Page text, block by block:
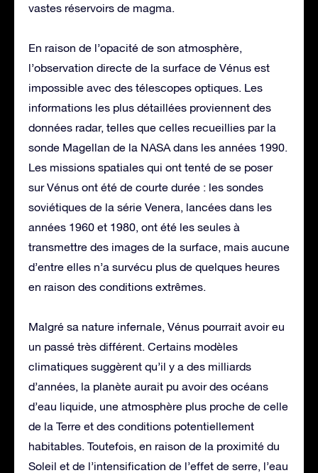
vastes réservoirs de magma.
En raison de l’opacité de son atmosphère,
l’observation directe de la surface de Vénus est
impossible avec des télescopes optiques. Les
informations les plus détaillées proviennent des
données radar, telles que celles recueillies par la
sonde Magellan de la NASA dans les années 1990.
Les missions spatiales qui ont tenté de se poser
sur Vénus ont été de courte durée : les sondes
soviétiques de la série Venera, lancées dans les
années 1960 et 1980, ont été les seules à
transmettre des images de la surface, mais aucune
d’entre elles n’a survécu plus de quelques heures
en raison des conditions extrêmes.
Malgré sa nature infernale, Vénus pourrait avoir eu
un passé très différent. Certains modèles
climatiques suggèrent qu’il y a des milliards
d’années, la planète aurait pu avoir des océans
d’eau liquide, une atmosphère plus proche de celle
de la Terre et des conditions potentiellement
habitables. Toutefois, en raison de la proximité du
Soleil et de l’intensification de l’effet de serre, l’eau